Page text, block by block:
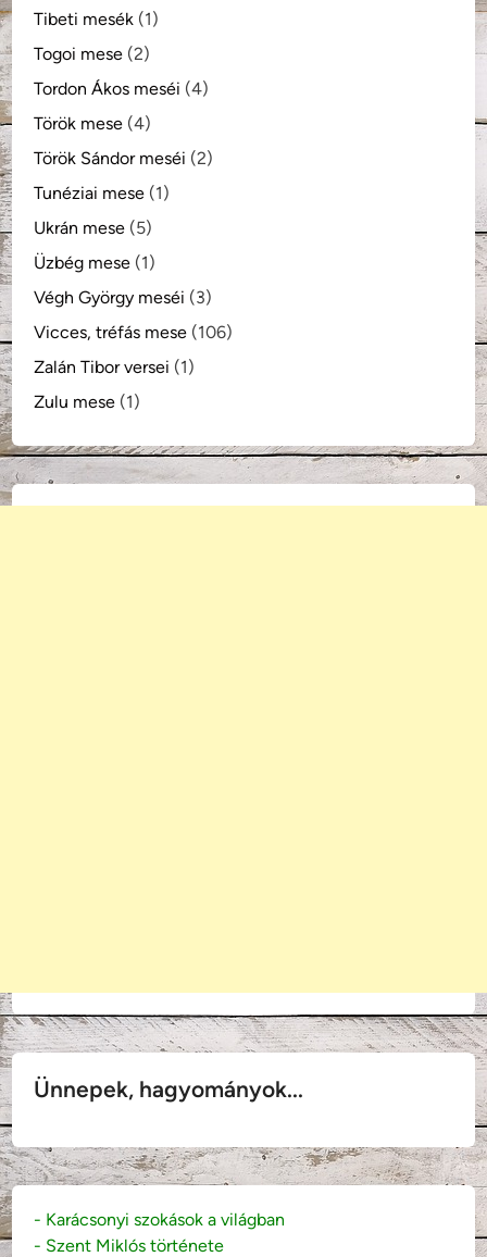
Tibeti mesék (1)
Togoi mese (2)
Tordon Ákos meséi (4)
Török mese (4)
Török Sándor meséi (2)
Tunéziai mese (1)
Ukrán mese (5)
Üzbég mese (1)
Végh György meséi (3)
Vicces, tréfás mese (106)
Zalán Tibor versei (1)
Zulu mese (1)
Ünnepek, hagyományok...
- Karácsonyi szokások a világban
- Szent Miklós története